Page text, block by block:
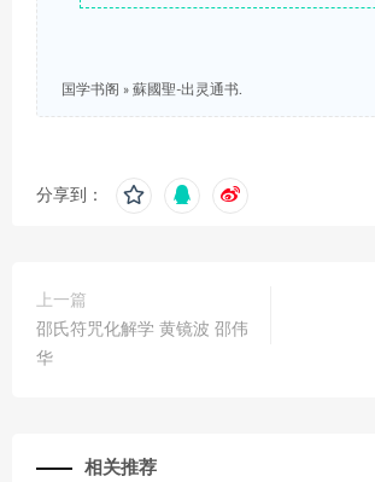
国学书阁 » 蘇國聖-出灵通书.
分享到：
上一篇
邵氏符咒化解学 黄镜波 邵伟
华
相关推荐